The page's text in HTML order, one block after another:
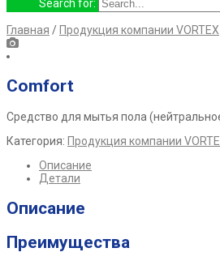
Search for:
Главная / Продукция компании VORTEX
Comfort
Средство для мытья пола
Категория: Продукция компании
Описание
Детали
Описание
Преимущества